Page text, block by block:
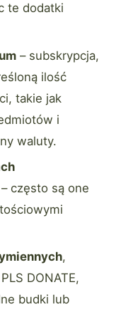
te dodatki
– subskrypcja,
ilość
takie jak
i
waluty.
często są one
,
DONATE,
budki lub